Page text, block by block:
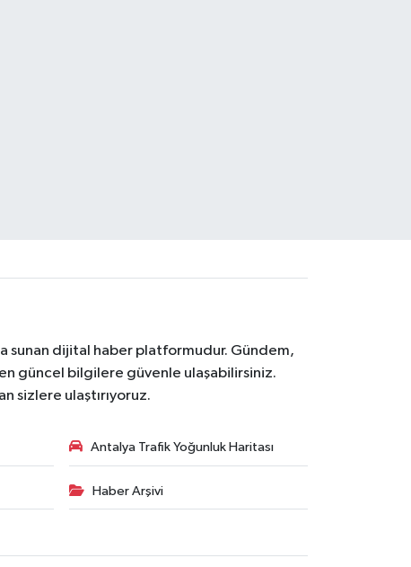
sunan dijital haber platformudur. Gündem,
güncel bilgilere güvenle ulaşabilirsiniz.
sizlere ulaştırıyoruz.
Antalya Trafik Yoğunluk Haritası
Haber Arşivi